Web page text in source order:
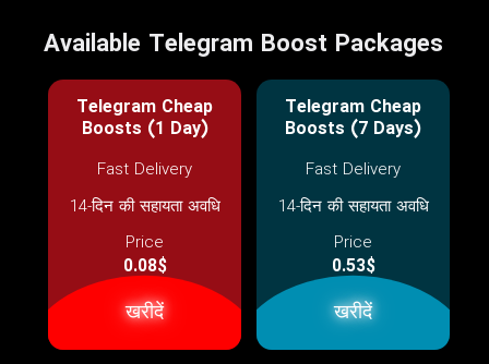
Available Telegram Boost Packages
Telegram Cheap
Boosts (1 Day)
Fast Delivery
14-दिन की सहायता अवधि
Price
0.08$
खरीदें
Telegram Cheap
Boosts (7 Days)
Fast Delivery
14-दिन की सहायता अवधि
Price
0.53$
खरीदें